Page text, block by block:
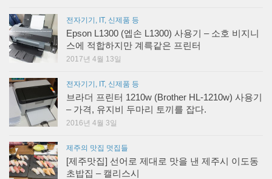
전자기기, IT, 신제품 등
Epson L1300 (엡손 L1300) 사용기 – 소호 비지니
스에 적합하지만 계륵같은 프린터
2017년 4월 13일
전자기기, IT, 신제품 등
브라더 프린터 1210w (Brother HL-1210w) 사용기
– 가격, 유지비 두마리 토끼를 잡다.
2016년 4월 3일
제주의 맛집 멋집들
[제주맛집] 선어로 제대로 맛을 낸 제주시 이도동
초밥집 – 캘리스시